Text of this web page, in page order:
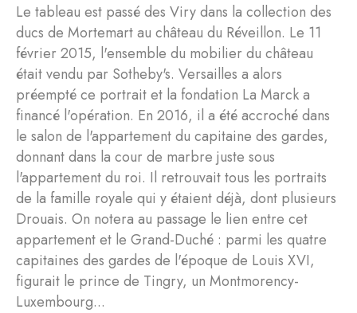
Le tableau est passé des Viry dans la collection des
ducs de Mortemart au château du Réveillon. Le 11
février 2015, l'ensemble du mobilier du château
était vendu par Sotheby's. Versailles a alors
préempté ce portrait et la fondation La Marck a
financé l'opération. En 2016, il a été accroché dans
le salon de l'appartement du capitaine des gardes,
donnant dans la cour de marbre juste sous
l'appartement du roi. Il retrouvait tous les portraits
de la famille royale qui y étaient déjà, dont plusieurs
Drouais. On notera au passage le lien entre cet
appartement et le Grand-Duché : parmi les quatre
capitaines des gardes de l'époque de Louis XVI,
figurait le prince de Tingry, un Montmorency-
Luxembourg...